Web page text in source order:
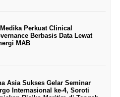
Perkuat Clinical
Berbasis Data Lewat
MAB
Asia Sukses Gelar Seminar
Internasional ke-4, Soroti